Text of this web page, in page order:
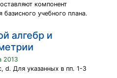
компонент
базисного учебного плана.
алгебр и
2013
d. Для указанных в пп. 1-3